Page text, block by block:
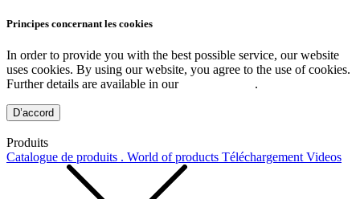
Principes concernant les cookies
In order to provide you with the best possible service, our website
uses cookies. By using our website, you agree to the use of cookies.
Further details are available in our
.
D’accord
Produits
Catalogue de produits . World of products Téléchargement Videos